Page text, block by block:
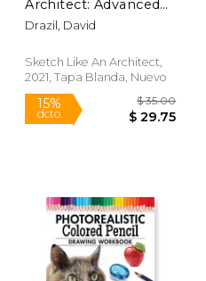
40%
dcto.
Architect: Advanced
Techniques in
Architectural
Inglés)
Drazil, David
Sketch Like An Architect,
2021, Tapa Blanda, Nuevo